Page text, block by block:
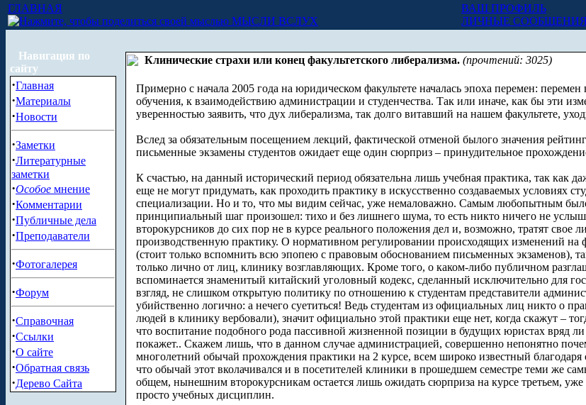
ГЛАВНАЯ
МЫСЛИ ВСЛУХ
ВАШ ПРОФИЛЬ
ЛИЧНЫЕ СООБЩЕНИЯ
Навигация по
сайту
·Главная
·Материалы
·Новости
·Заметки
·Литературные
заметки
·Особое мнение
·Комментарии
·Публичные дела
·Преподаватели
·Фотогалерея
·Форум
·Справочная
·Ссылки
·О сайте
·Обратная связь
·Дерево Сайта
Клинические страхи или конец факультетского либерализма. (прочтений: 3025)
Примерно с начала 2005 года на юридическом факультете началась эпоха перемен:
обучения, к взаимодействию администрации и студенчества. Так или иначе, как бы эти
уверенностью заявить, что дух либерализма, так долго витавший на нашем факультете,
Вслед за обязательным посещением лекций, фактической отменой былого значения
письменные экзамены студентов ожидает еще один сюрприз – принудительное
К счастью, на данный исторический период обязательна лишь учебная практика, так как
еще не могут придумать, как проходить практику в искусственно создаваемых условиях
специализации. Но и то, что мы видим сейчас, уже немаловажно. Самым любопытным
принципиальный шаг произошел: тихо и без лишнего шума, то есть никто ничего не
второкурсников до сих пор не в курсе реального положения дел и, возможно, тратят свое
производственную практику. О нормативном регулировании происходящих изменений на
(стоит только вспомнить всю эпопею с правовым обоснованием письменных экзаменов),
только лично от лиц, клинику возглавляющих. Кроме того, о каком-либо публичном
вспоминается знаменитый китайский уголовный кодекс, сделанный исключительно для
взгляд, не слишком открытую политику по отношению к студентам представители
убийственно логично: а нечего суетиться! Ведь студентам из официальных лиц никто о
людей в клинику вербовали), значит официально этой практики еще нет, когда скажут –
что воспитание подобного рода пассивной жизненной позиции в будущих юристах вряд
покажет.. Скажем лишь, что в данном случае администрацией, совершенно непонятно
многолетний обычай прохождения практики на 2 курсе, всем широко известный
что обычай этот вколачивался и в посетителей клиники в прошедшем семестре теми же
общем, нынешним второкурсникам остается лишь ожидать сюрприза на курсе третьем,
просто учебных дисциплин.